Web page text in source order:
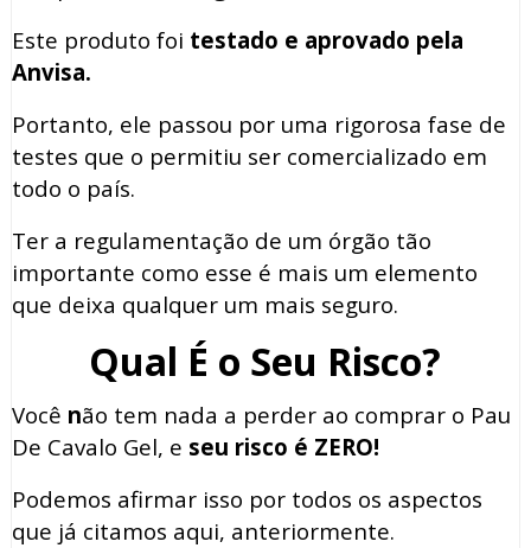
Este produto foi testado e aprovado pela
Anvisa.
Portanto, ele passou por uma rigorosa fase de
testes que o permitiu ser comercializado em
todo o país.
Ter a regulamentação de um órgão tão
importante como esse é mais um elemento
que deixa qualquer um mais seguro.
Qual É o Seu Risco?
Você não tem nada a perder ao comprar o Pau
De Cavalo Gel, e seu risco é ZERO!
Podemos afirmar isso por todos os aspectos
que já citamos aqui, anteriormente.